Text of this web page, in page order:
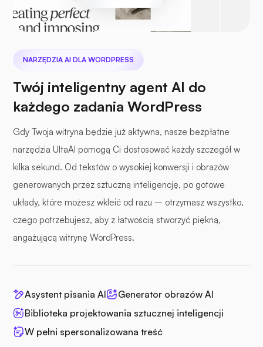
NARZĘDZIA AI DLA WORDPRESS
Twój inteligentny agent AI do
każdego zadania WordPress
Gdy Twoja witryna będzie już aktywna, nasze bezpłatne
narzędzia UltaAI pomogą Ci dostosować każdy szczegół w
kilka sekund. Od tekstów o wysokiej konwersji i obrazów
generowanych przez sztuczną inteligencję, po gotowe
układy, które możesz wkleić od razu – otrzymasz wszystko,
czego potrzebujesz, aby z łatwością stworzyć piękną,
angażującą witrynę WordPress.
Asystent pisania AI
Generator obrazów AI
Biblioteka projektowania sztucznej inteligencji
W pełni spersonalizowana treść